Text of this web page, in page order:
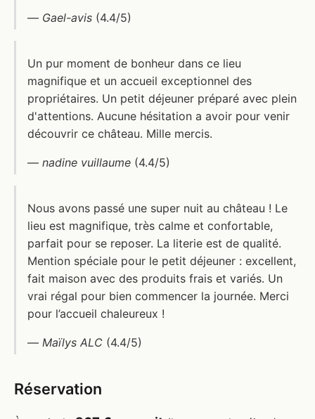
— Gael-avis (4.4/5)
Un pur moment de bonheur dans ce lieu
magnifique et un accueil exceptionnel des
propriétaires. Un petit déjeuner préparé avec plein
d'attentions. Aucune hésitation a avoir pour venir
découvrir ce château. Mille mercis.
— nadine vuillaume (4.4/5)
Nous avons passé une super nuit au château ! Le
lieu est magnifique, très calme et confortable,
parfait pour se reposer. La literie est de qualité.
Mention spéciale pour le petit déjeuner : excellent,
fait maison avec des produits frais et variés. Un
vrai régal pour bien commencer la journée. Merci
pour l’accueil chaleureux !
— Maïlys ALC (4.4/5)
Réservation